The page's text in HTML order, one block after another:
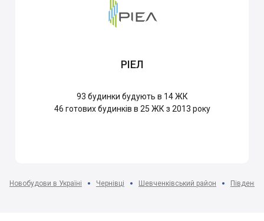
РІЕЛ
93 будинки будують в 14 ЖК
46 готових будинків в 25 ЖК з 2013 року
Новобудови в Україні Чернівці Шевченківський район